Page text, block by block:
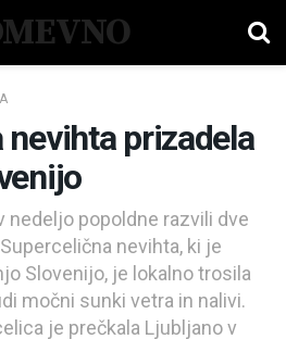
prizadela
nedeljo popoldne razvili dve
nevihta, ki je
Slovenijo, je lokalno trosila
močni sunki vetra in nalivi.
je prečkala Ljubljano v